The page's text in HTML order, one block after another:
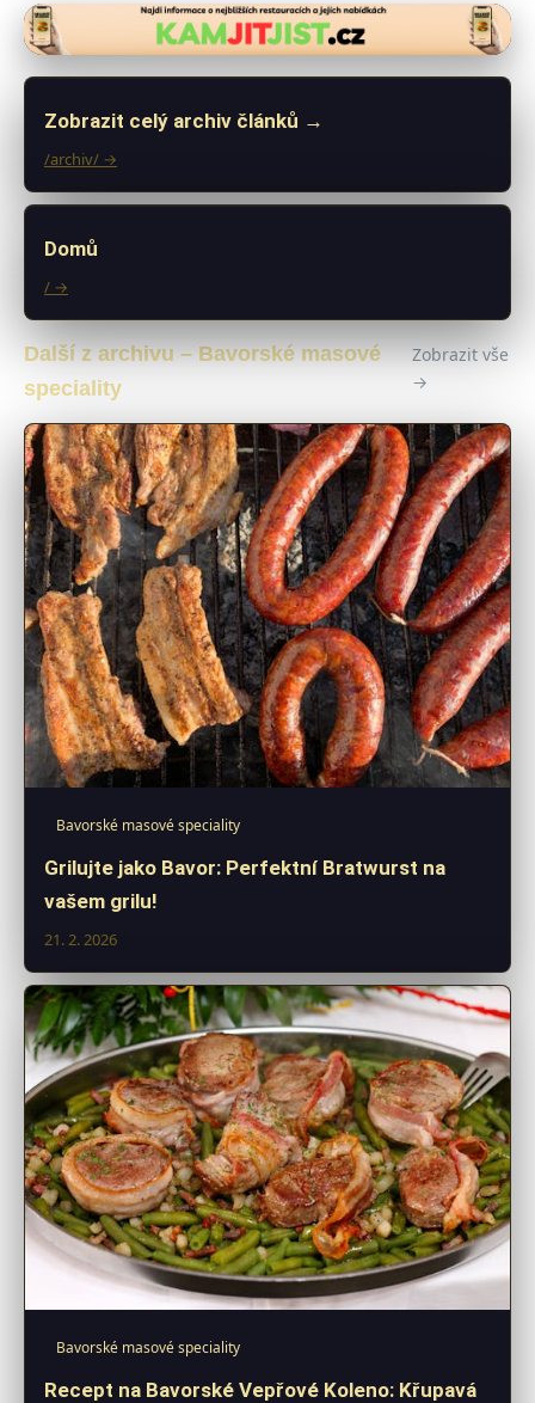
Zobrazit celý archiv článků →
/archiv/ →
Domů
/ →
Další z archivu – Bavorské masové
speciality
Zobrazit vše
→
Bavorské masové speciality
Grilujte jako Bavor: Perfektní Bratwurst na
vašem grilu!
21. 2. 2026
Bavorské masové speciality
Recept na Bavorské Vepřové Koleno: Křupavá